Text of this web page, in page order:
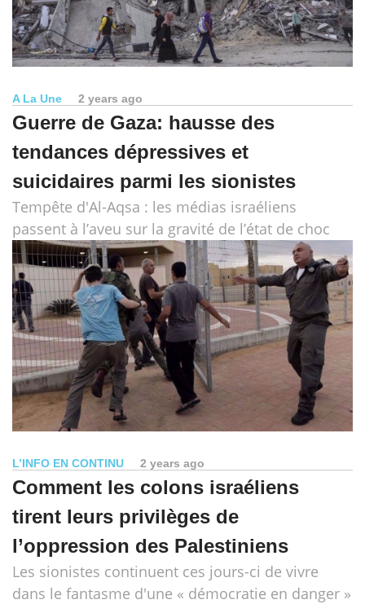
A La Une 2 years ago
Guerre de Gaza: hausse des
tendances dépressives et
suicidaires parmi les sionistes
Tempête d'Al-Aqsa : les médias israéliens
passent à l’aveu sur la gravité de l’état de choc
L’INFO EN CONTINU 2 years ago
Comment les colons israéliens
tirent leurs privilèges de
l’oppression des Palestiniens
Les sionistes continuent ces jours-ci de vivre
dans le fantasme d'une « démocratie en danger »